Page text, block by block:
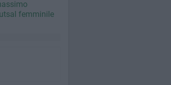
femminile